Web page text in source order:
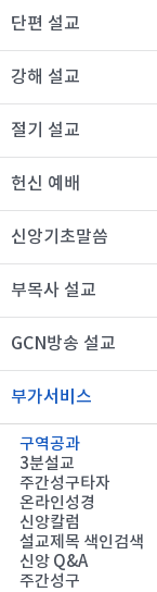
단편 설교
강해 설교
절기 설교
헌신 예배
신앙기초말씀
부목사 설교
GCN방송 설교
부가서비스
구역공과
3분설교
주간성구타자
온라인성경
신앙칼럼
설교제목 색인검색
신앙 Q&A
주간성구